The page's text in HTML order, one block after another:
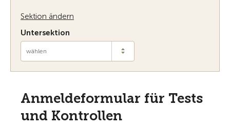
Sektion ändern
Untersektion
wählen
Anmeldeformular für Tests
und Kontrollen